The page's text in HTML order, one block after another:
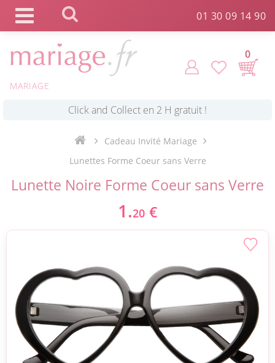
01 30 09 14 90
MARIAGE
0
Commande expédiée en 24h ! *
Livraison point relais gratuit dès 89 € !*
*
Cadeau Invité Mariage
Lunettes Forme Coeur sans Verre
Lunette Noire Forme Coeur sans Verre
1.20 €
Panneau de gestion des cookies